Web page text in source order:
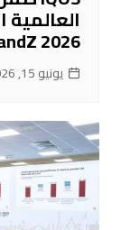
2026
يونيو 15, 2026